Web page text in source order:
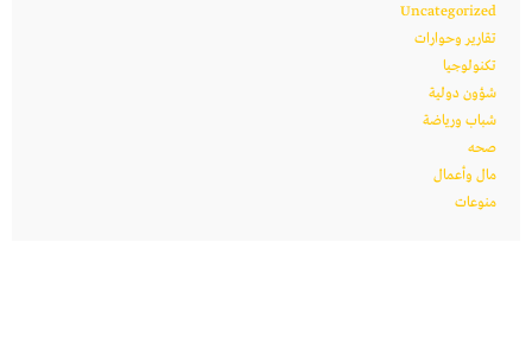
Uncategorized
تقارير وحوارات
تكنولوجيا
شؤون دولية
شباب ورياضة
صحه
مال وأعمال
منوعات